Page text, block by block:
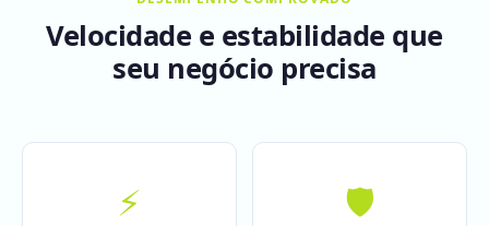
Velocidade e estabilidade que
seu negócio precisa
⚡
🛡️